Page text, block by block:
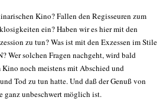
Kino? Fallen den Regisseuren zum
ein? Haben wir es hier mit den
zu tun? Was ist mit den Exzessen im Stile
Wer solchen Fragen nachgeht, wird bald
Kino noch meistens mit Abschied und
Tod zu tun hatte. Und daß der Genuß von
ganz unbeschwert möglich ist.